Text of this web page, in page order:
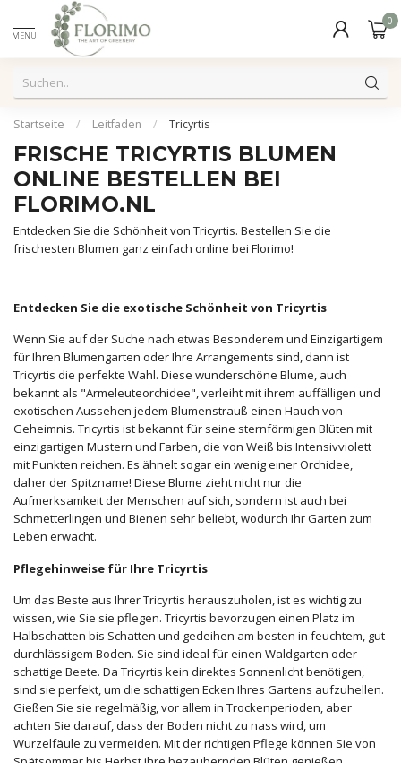
MENU
0
Startseite / Leitfaden / Tricyrtis
FRISCHE TRICYRTIS BLUMEN
ONLINE BESTELLEN BEI
FLORIMO.NL
Entdecken Sie die Schönheit von Tricyrtis. Bestellen Sie die
frischesten Blumen ganz einfach online bei Florimo!
Entdecken Sie die exotische Schönheit von Tricyrtis
Wenn Sie auf der Suche nach etwas Besonderem und Einzigartigem
für Ihren Blumengarten oder Ihre Arrangements sind, dann ist
Tricyrtis die perfekte Wahl. Diese wunderschöne Blume, auch
bekannt als "Armeleuteorchidee", verleiht mit ihrem auffälligen und
exotischen Aussehen jedem Blumenstrauß einen Hauch von
Geheimnis. Tricyrtis ist bekannt für seine sternförmigen Blüten mit
einzigartigen Mustern und Farben, die von Weiß bis Intensivviolett
mit Punkten reichen. Es ähnelt sogar ein wenig einer Orchidee,
daher der Spitzname! Diese Blume zieht nicht nur die
Aufmerksamkeit der Menschen auf sich, sondern ist auch bei
Schmetterlingen und Bienen sehr beliebt, wodurch Ihr Garten zum
Leben erwacht.
Pflegehinweise für Ihre Tricyrtis
Um das Beste aus Ihrer Tricyrtis herauszuholen, ist es wichtig zu
wissen, wie Sie sie pflegen. Tricyrtis bevorzugen einen Platz im
Halbschatten bis Schatten und gedeihen am besten in feuchtem, gut
durchlässigem Boden. Sie sind ideal für einen Waldgarten oder
schattige Beete. Da Tricyrtis kein direktes Sonnenlicht benötigen,
sind sie perfekt, um die schattigen Ecken Ihres Gartens aufzuhellen.
Gießen Sie sie regelmäßig, vor allem in Trockenperioden, aber
achten Sie darauf, dass der Boden nicht zu nass wird, um
Wurzelfäule zu vermeiden. Mit der richtigen Pflege können Sie von